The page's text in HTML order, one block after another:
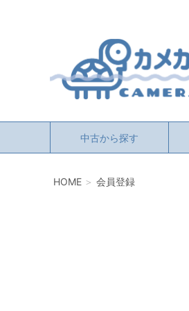
検索
中古から探す
HOME 会員登録